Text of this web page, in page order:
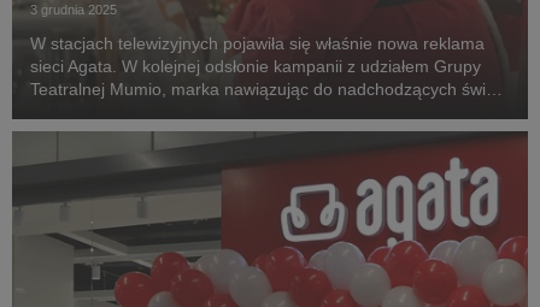
3 grudnia 2025
W stacjach telewizyjnych pojawiła się właśnie nowa reklama
sieci Agata. W kolejnej odsłonie kampanii z udziałem Grupy
Teatralnej Mumio, marka nawiązując do nadchodzących świąt
poszukujących oferty dodatków i de...